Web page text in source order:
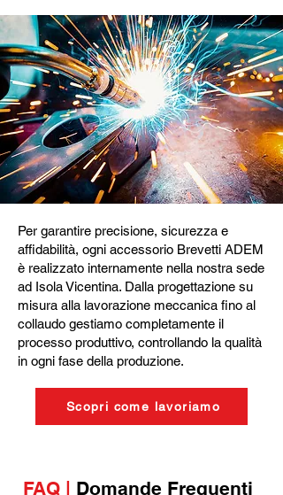
Per garantire precisione, sicurezza e
affidabilità, ogni accessorio Brevetti ADEM
è realizzato internamente nella nostra sede
ad Isola Vicentina. Dalla progettazione su
misura alla lavorazione meccanica fino al
collaudo gestiamo completamente il
processo produttivo, controllando la qualità
in ogni fase della produzione.
Scopri come lavoriamo
FAQ | Domande Frequenti